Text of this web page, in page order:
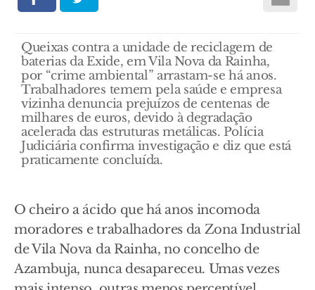
Queixas contra a unidade de reciclagem de
baterias da Exide, em Vila Nova da Rainha,
por “crime ambiental” arrastam-se há anos.
Trabalhadores temem pela saúde e empresa
vizinha denuncia prejuízos de centenas de
milhares de euros, devido à degradação
acelerada das estruturas metálicas. Polícia
Judiciária confirma investigação e diz que está
praticamente concluída.
O cheiro a ácido que há anos incomoda
moradores e trabalhadores da Zona Industrial
de Vila Nova da Rainha, no concelho de
Azambuja, nunca desapareceu. Umas vezes